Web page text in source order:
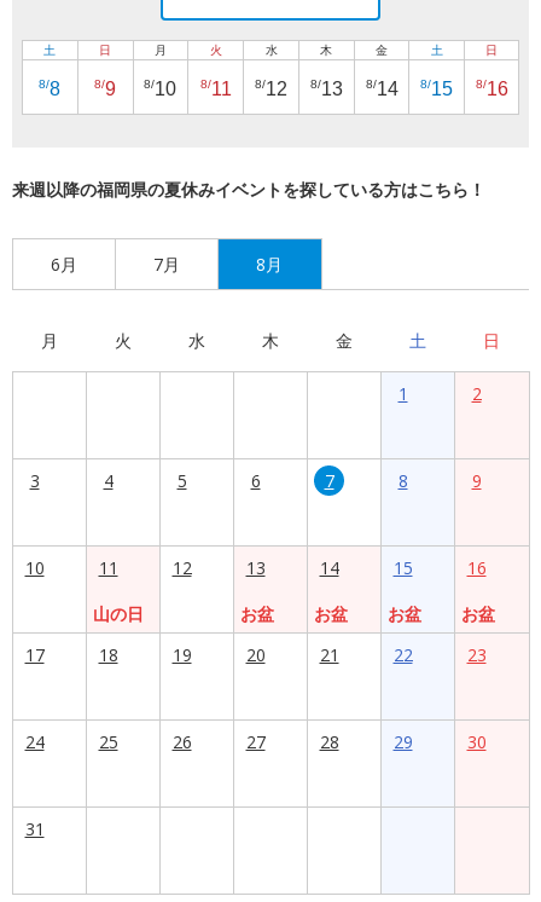
土
8/8
日
8/9
月
8/10
火
8/11
水
8/12
木
8/13
金
8/14
土
8/15
日
8/16
来週以降の福岡県の夏休みイベントを探している方はこちら！
6月 7月 8月
月 火 水 木 金 土 日
1 2
3 4 5 6 7 8 9
10
11
山の日
12
13
お盆
14
お盆
15
お盆
16
お盆
17
18 19 20 21 22 23
24 25 26 27 28 29 30
31